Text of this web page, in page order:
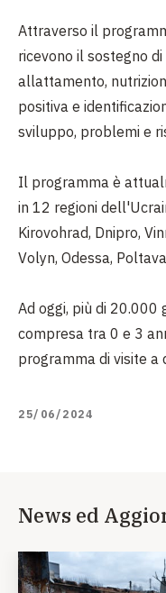
Attraverso il
ricevono il sostegno
allattamento,
positiva e
sviluppo, problemi e
Il programma è
in 12 regioni
Kirovohrad, Dnipro,
Volyn, Odessa,
Ad oggi, più di 20.000
compresa tra 0 e 3
programma di visite a
25/06/2024
News ed